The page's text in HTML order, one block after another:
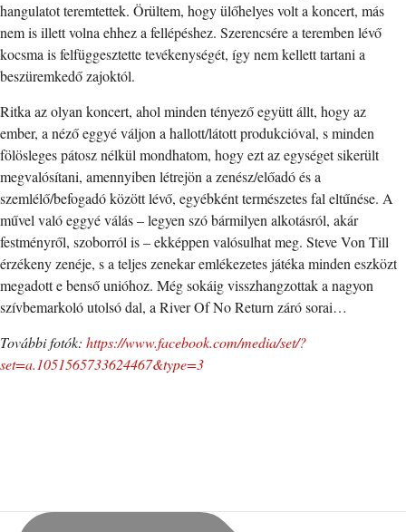
hangulatot teremtettek. Örültem, hogy ülőhelyes volt a koncert, más
nem is illett volna ehhez a fellépéshez. Szerencsére a teremben lévő
kocsma is felfüggesztette tevékenységét, így nem kellett tartani a
beszüremkedő zajoktól.
Ritka az olyan koncert, ahol minden tényező együtt állt, hogy az
ember, a néző eggyé váljon a hallott/látott produkcióval, s minden
fölösleges pátosz nélkül mondhatom, hogy ezt az egységet sikerült
megvalósítani, amennyiben létrejön a zenész/előadó és a
szemlélő/befogadó között lévő, egyébként természetes fal eltűnése. A
művel való eggyé válás – legyen szó bármilyen alkotásról, akár
festményről, szoborról is – ekképpen valósulhat meg. Steve Von Till
érzékeny zenéje, s a teljes zenekar emlékezetes játéka minden eszközt
megadott e benső unióhoz. Még sokáig visszhangzottak a nagyon
szívbemarkoló utolsó dal, a River Of No Return záró sorai…
További fotók: https://www.facebook.com/media/set/?
set=a.1051565733624467&type=3